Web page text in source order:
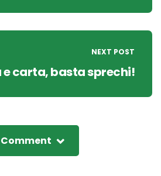
NEXT POST
e carta, basta sprechi!
Comment